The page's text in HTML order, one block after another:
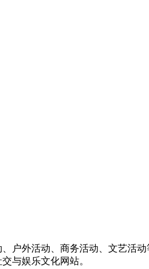
外活动、商务活动、文艺活
与娱乐文化网站。